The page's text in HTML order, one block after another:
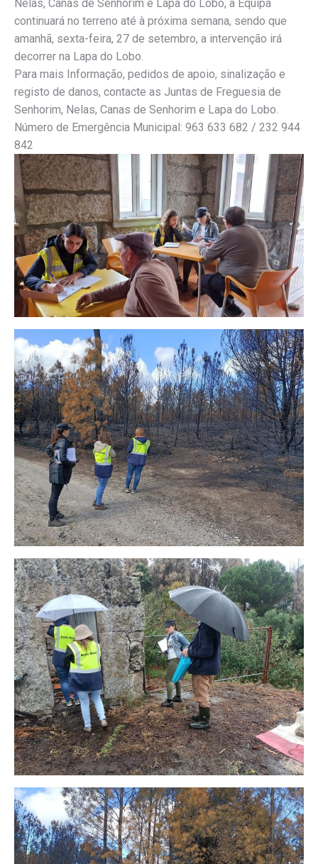
Nelas, Canas de Senhorim e Lapa do Lobo, a Equipa
continuará no terreno até à próxima semana, sendo que
amanhã, sexta-feira, 27 de setembro, a intervenção irá
decorrer na Lapa do Lobo.
Para mais Informação, pedidos de apoio, sinalização e
registo de danos, contacte as Juntas de Freguesia de
Senhorim, Nelas, Canas de Senhorim e Lapa do Lobo.
Número de Emergência Municipal: 963 633 682 / 232 944
842